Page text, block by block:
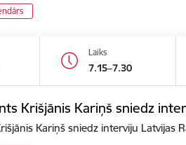
Laiks
7.15–7.30
Krišjānis Kariņš sniedz
Kariņš sniedz interviju Latvijas